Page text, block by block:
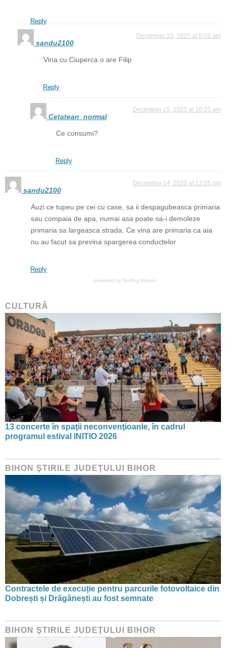
Reply
sandu2100
December 15, 2025 at 6:05 am
Vina cu Ciuperca o are Filip
Reply
Cetatean_normal
December 15, 2025 at 10:25 am
Ce consumi?
Reply
sandu2100
December 14, 2025 at 12:55 pm
Auzi ce tupeu pe cei cu case, sa ii despagubeasca primaria
sau compaia de apa, numai asa poate sa-i demoleze
primaria sa largeasca strada. Ce vina are primaria ca aia
nu au facut sa previna spargerea conductelor
Reply
powered by Surfing Waves
CULTURĂ
13 concerte în spaţii neconvenţioanle, în cadrul
programul estival INITIO 2026
BIHON ŞTIRILE JUDEŢULUI BIHOR
Contractele de execuție pentru parcurile fotovoltaice din
Dobrești și Drăgănești au fost semnate
BIHON ŞTIRILE JUDEŢULUI BIHOR